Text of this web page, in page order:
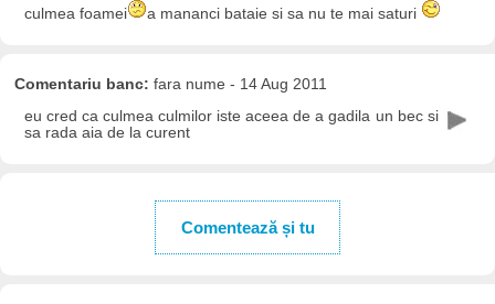
culmea foamei
a mananci bataie si sa nu te mai saturi
Comentariu banc: fara nume - 14 Aug 2011
eu cred ca culmea culmilor iste aceea de a gadila un bec si
sa rada aia de la curent
Comentează și tu